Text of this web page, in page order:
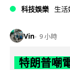
科技娛樂 生活
Vin 9 小時
特朗普嘲